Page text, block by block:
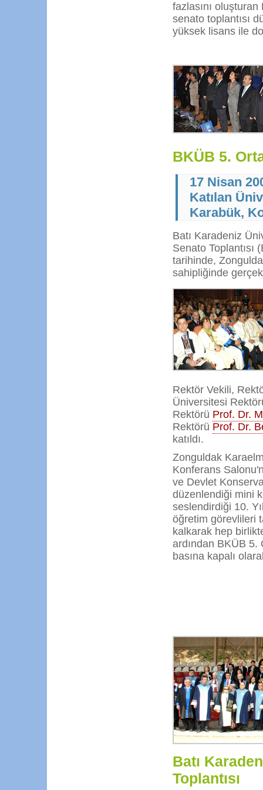
fazlasını
senato toplantısı
yüksek lisans ile
BKÜB 5.
17 Nisan
Katılan
Karabük,
Batı Karadeniz
Senato Toplantısı
tarihinde,
sahipliğinde
Rektör Vekili,
Üniversitesi
Rektörü Prof. Dr.
Rektörü Prof. Dr.
katıldı.
Zonguldak
Konferans
ve Devlet
düzenlendiği mini
seslendirdiği 10.
öğretim görevlileri
kalkarak hep
ardından BKÜB 5.
basına kapalı
Batı
Toplantısı